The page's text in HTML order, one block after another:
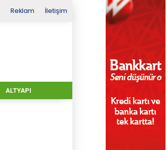
Reklam İletişim
ALTYAPI